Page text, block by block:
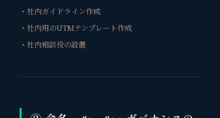
・社内ガイドライン作成
・社内用のUTMテンプレート作成
・社内相談役の設置